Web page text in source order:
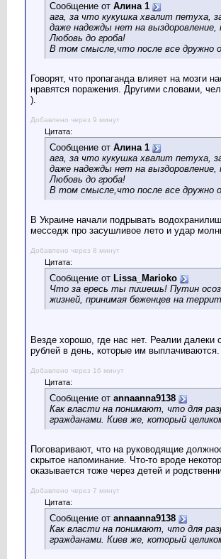
Сообщение от Алина 1
ага, за что кукушка хвалит петуха,
даже надежды нет на выздоровление,
Любовь до гроба!
В том смысле,что после все дружно
Говорят, что пропаганда влияет на
нравятся поражения. Другими словами,
).
Добавлено через 9 минут
Цитата:
Сообщение от Алина 1
ага, за что кукушка хвалит петуха,
даже надежды нет на выздоровление,
Любовь до гроба!
В том смысле,что после все дружно
В Украине начали подрывать
месседж про засушливое лето и удар
Добавлено через 8 минут
Цитата:
Сообщение от Lissa_Marioko
Что за ересь ты пишешь! Путин
жизней, принимая беженцев на
Везде хорошо, где нас нет. Реалии
рублей в день, которые им
Добавлено через 16 минут
Цитата:
Сообщение от annaanna9138
Как власти на понимают, что для
гражданами. Киев же, который
Поговаривают, что на руководящие
скрытое напоминание. Что-то вроде
оказывается тоже через детей и
Добавлено через 7 минут
Цитата:
Сообщение от annaanna9138
Как власти на понимают, что для
гражданами. Киев же, который